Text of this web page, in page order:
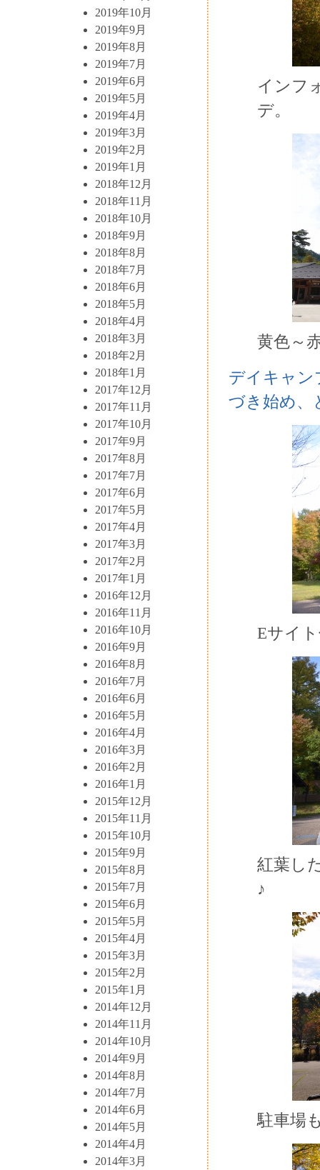
2019年10月
2019年9月
2019年8月
2019年7月
2019年6月
2019年5月
2019年4月
2019年3月
2019年2月
2019年1月
2018年12月
2018年11月
2018年10月
2018年9月
2018年8月
2018年7月
2018年6月
2018年5月
2018年4月
2018年3月
2018年2月
2018年1月
2017年12月
2017年11月
2017年10月
2017年9月
2017年8月
2017年7月
2017年6月
2017年5月
2017年4月
2017年3月
2017年2月
2017年1月
2016年12月
2016年11月
2016年10月
2016年9月
2016年8月
2016年7月
2016年6月
2016年5月
2016年4月
2016年3月
2016年2月
2016年1月
2015年12月
2015年11月
2015年10月
2015年9月
2015年8月
2015年7月
2015年6月
2015年5月
2015年4月
2015年3月
2015年2月
2015年1月
2014年12月
2014年11月
2014年10月
2014年9月
2014年8月
2014年7月
2014年6月
2014年5月
2014年4月
2014年3月
インフ
デ。
黄色～
デイキャン
づき始め、
Eサイ
紅葉し
♪
駐車場